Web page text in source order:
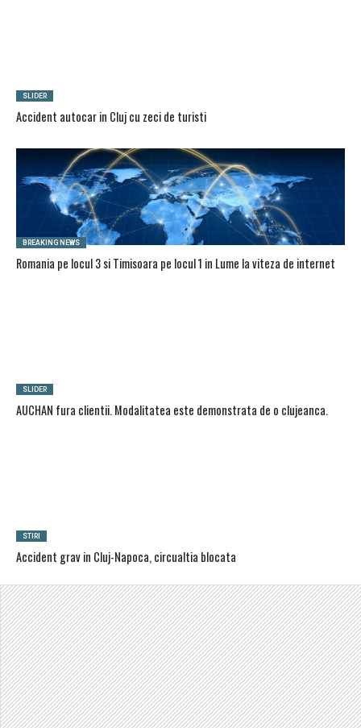
SLIDER
Accident autocar in Cluj cu zeci de turisti
BREAKING NEWS
Romania pe locul 3 si Timisoara pe locul 1 in Lume la viteza de internet
SLIDER
AUCHAN fura clientii. Modalitatea este demonstrata de o clujeanca.
STIRI
Accident grav in Cluj-Napoca, circualtia blocata